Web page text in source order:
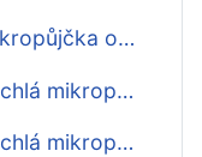
Mikropůjčka online ihned na účet nonstop
Rychlá mikropůjčka do výplaty
Rychlá mikropůjčka před výplatou